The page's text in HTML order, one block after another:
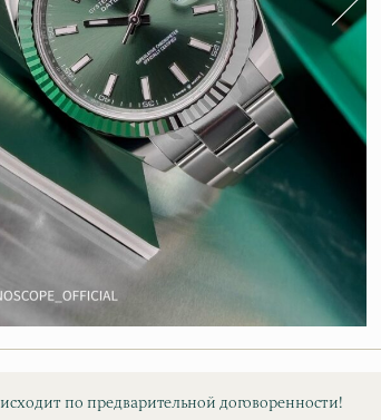
по предварительной договоренности!